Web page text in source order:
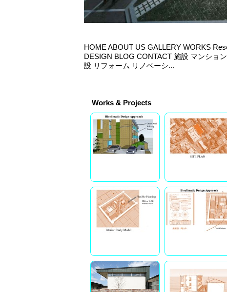
HOME ABOUT US GALLERY WORKS
DESIGN BLOG CONTACT 施設 マンショ
設 リフォーム リノベーシ...
Works & Projects